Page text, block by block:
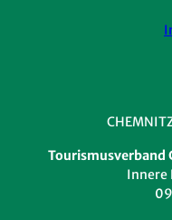
Tourismusverband
Innere